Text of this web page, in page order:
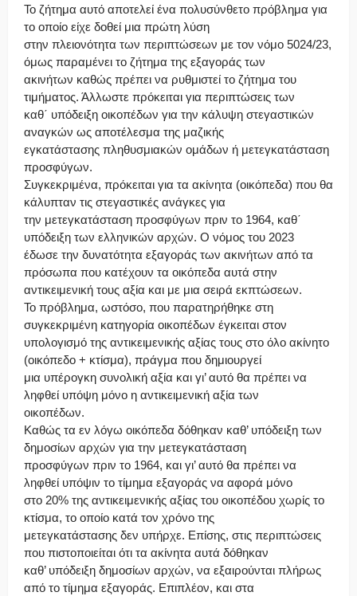
Το ζήτημα αυτό αποτελεί ένα πολυσύνθετο πρόβλημα για
το οποίο είχε δοθεί μια πρώτη λύση
στην πλειονότητα των περιπτώσεων με τον νόμο 5024/23,
όμως παραμένει το ζήτημα της εξαγοράς των
ακινήτων καθώς πρέπει να ρυθμιστεί το ζήτημα του
τιμήματος. Άλλωστε πρόκειται για περιπτώσεις των
καθ΄ υπόδειξη οικοπέδων για την κάλυψη στεγαστικών
αναγκών ως αποτέλεσμα της μαζικής
εγκατάστασης πληθυσμιακών ομάδων ή μετεγκατάσταση
προσφύγων.
Συγκεκριμένα, πρόκειται για τα ακίνητα (οικόπεδα) που θα
κάλυπταν τις στεγαστικές ανάγκες για
την μετεγκατάσταση προσφύγων πριν το 1964, καθ΄
υπόδειξη των ελληνικών αρχών. Ο νόμος του 2023
έδωσε την δυνατότητα εξαγοράς των ακινήτων από τα
πρόσωπα που κατέχουν τα οικόπεδα αυτά στην
αντικειμενική τους αξία και με μια σειρά εκπτώσεων.
Το πρόβλημα, ωστόσο, που παρατηρήθηκε στη
συγκεκριμένη κατηγορία οικοπέδων έγκειται στον
υπολογισμό της αντικειμενικής αξίας τους στο όλο ακίνητο
(οικόπεδο + κτίσμα), πράγμα που δημιουργεί
μια υπέρογκη συνολική αξία και γι’ αυτό θα πρέπει να
ληφθεί υπόψη μόνο η αντικειμενική αξία των
οικοπέδων.
Καθώς τα εν λόγω οικόπεδα δόθηκαν καθ’ υπόδειξη των
δημοσίων αρχών για την μετεγκατάσταση
προσφύγων πριν το 1964, και γι’ αυτό θα πρέπει να
ληφθεί υπόψιν το τίμημα εξαγοράς να αφορά μόνο
στο 20% της αντικειμενικής αξίας του οικοπέδου χωρίς το
κτίσμα, το οποίο κατά τον χρόνο της
μετεγκατάστασης δεν υπήρχε. Επίσης, στις περιπτώσεις
που πιστοποιείται ότι τα ακίνητα αυτά δόθηκαν
καθ’ υπόδειξη δημοσίων αρχών, να εξαιρούνται πλήρως
από το τίμημα εξαγοράς. Επιπλέον, και στα